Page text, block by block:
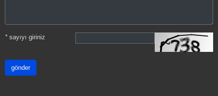
*sayıyı giriniz
gönder